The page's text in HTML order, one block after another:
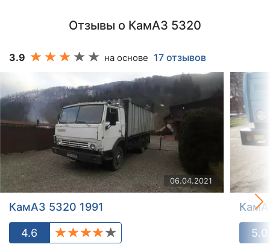
Отзывы о КамАЗ 5320
3.9 на основе 17 отзывов
06.04.2021
КамАЗ 5320 1991
4.6 5.0